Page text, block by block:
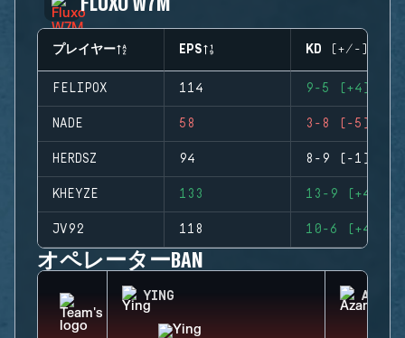
プレイヤー EPS KD (+/-)
FELIPOX 114 9-5 (+4)
NADE 58 3-8 (-5)
HERDSZ 94 8-9 (-1)
KHEYZE 133 13-9 (+4)
JV92 118 10-6 (+4)
オペレーターBAN
YING AZAMI